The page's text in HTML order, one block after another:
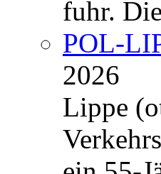
fuhr.
POL-
2026
Lippe